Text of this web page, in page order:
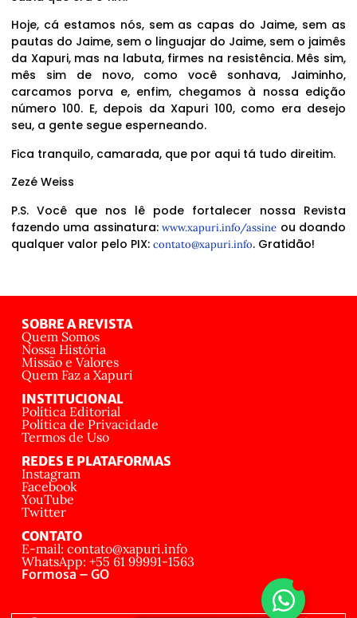
Hoje, cá estamos nós, sem as capas do Jaime, sem as
pautas do Jaime, sem o linguajar do Jaime, sem o jaimês
da Xapuri, mas na labuta, firmes na resistência. Mês sim,
mês sim de novo, como você sonhava, Jaiminho,
carcamos porva e, enfim, chegamos à nossa edição
número 100. E, depois da Xapuri 100, como era desejo
seu, a gente segue esperneando.
Fica tranquilo, camarada, que por aqui tá tudo direitim.
Zezé Weiss
P.S. Você que nos lê pode fortalecer nossa Revista
fazendo uma assinatura:www.xapuri.info/assine ou doando
qualquer valor pelo PIX: contato@xapuri.info. Gratidão!
SOBRE A REVISTA
Quem Somos
Nossa História
Missão e Valores
Quem Faz a Xapuri
INSTITUCIONAL
Política Editorial
Política de Privacidade
Termos de Uso
REDES E PLATAFORMAS
Instagram
Facebook
YouTube
Twitter
CONTATO
E-mail: contato@xapuri.info
WhatsApp: +55 61 99991-1563
Formosa – GO